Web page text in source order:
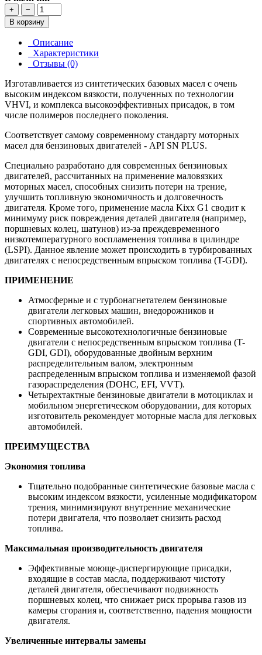
+
−
В корзину
Описание
Характеристики
Отзывы (0)
Изготавливается из синтетических базовых масел с очень
высоким индексом вязкости, полученных по технологии
VHVI, и комплекса высокоэффективных присадок, в том
числе полимеров последнего поколения.
Соответствует самому современному стандарту моторных
масел для бензиновых двигателей - API SN PLUS.
Специально разработано для современных бензиновых
двигателей, рассчитанных на применение маловязких
моторных масел, способных снизить потери на трение,
улучшить топливную экономичность и долговечность
двигателя. Кроме того, применение масла Kixx G1 сводит к
минимуму риск повреждения деталей двигателя (например,
поршневых колец, шатунов) из-за преждевременного
низкотемпературного воспламенения топлива в цилиндре
(LSPI). Данное явление может происходить в турбированных
двигателях с непосредственным впрыском топлива (T-GDI).
ПРИМЕНЕНИЕ
Атмосферные и с турбонагнетателем бензиновые
двигатели легковых машин, внедорожников и
спортивных автомобилей.
Современные высокотехнологичные бензиновые
двигатели с непосредственным впрыском топлива (T-
GDI, GDI), оборудованные двойным верхним
распределительным валом, электронным
распределенным впрыском топлива и изменяемой фазой
газораспределения (DOHC, EFI, VVT).
Четырехтактные бензиновые двигатели в мотоциклах и
мобильном энергетическом оборудовании, для которых
изготовитель рекомендует моторные масла для легковых
автомобилей.
ПРЕИМУЩЕСТВА
Экономия топлива
Тщательно подобранные синтетические базовые масла с
высоким индексом вязкости, усиленные модификатором
трения, минимизируют внутренние механические
потери двигателя, что позволяет снизить расход
топлива.
Максимальная производительность двигателя
Эффективные моюще-диспергирующие присадки,
входящие в состав масла, поддерживают чистоту
деталей двигателя, обеспечивают подвижность
поршневых колец, что снижает риск прорыва газов из
камеры сгорания и, соответственно, падения мощности
двигателя.
Увеличенные интервалы замены